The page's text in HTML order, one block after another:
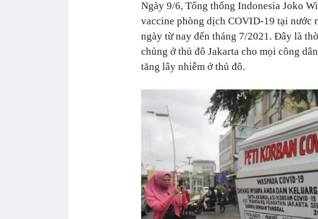
Ngày 9/6, Tổng thống Indonesia Joko
vaccine phòng dịch COVID-19 tại nước
ngày từ nay đến tháng 7/2021. Đây là
chủng ở thủ đô Jakarta cho mọi công
tăng lây nhiễm ở thủ đô.